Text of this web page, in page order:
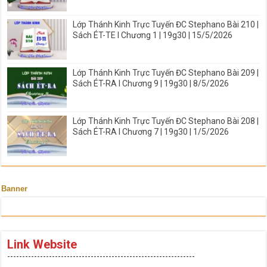
Lớp Thánh Kinh Trực Tuyến ĐC Stephano Bài 210 |
Sách ÉT-TE I Chương 1 | 19g30 | 15/5/2026
Lớp Thánh Kinh Trực Tuyến ĐC Stephano Bài 209 |
Sách ÉT-RA I Chương 9 | 19g30 | 8/5/2026
Lớp Thánh Kinh Trực Tuyến ĐC Stephano Bài 208 |
Sách ÉT-RA I Chương 7 | 19g30 | 1/5/2026
Banner
Link Website
---------------------------------------------------------------